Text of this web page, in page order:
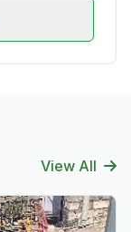
View All
Verified